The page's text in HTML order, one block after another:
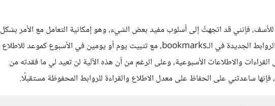
فإنني قد اتجهتُ إلى أسلوب مفيد بعض الشيء، وهو إمكانية التعامل مع الأمر بشكل
روتيني، فبدأتُ في حفظ المصادر والروابط الجديدة في الـbookmarks، مع تثبيت يوم أو يومين في الأسبوع كموعد للاطلاع
والاطلاعات الأسبوعية، وعلى الرغم من أن هذه الآلية لن تعيد لي ما فقدته من
فإنها ساعدتني على الحفاظ على معدل الاطلاع والقراءة للروابط المحفوظة مستقبلًا.